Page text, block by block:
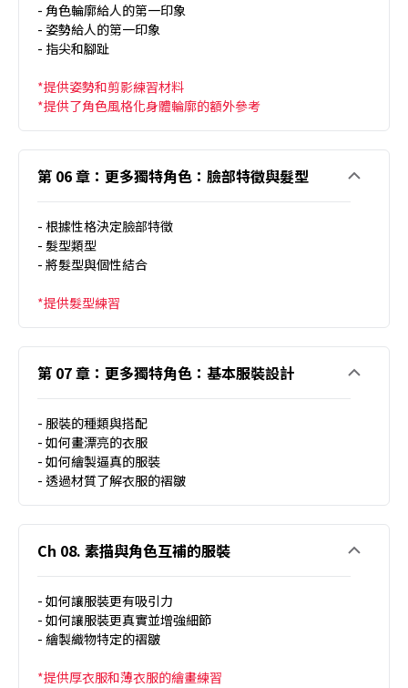
- 角色輪廓給人的第一印象
- 姿勢給人的第一印象
- 指尖和腳趾
*提供姿勢和剪影練習材料
*提供了角色風格化身體輪廓的額外參考
第 06 章：更多獨特角色：臉部特徵與髮型
- 根據性格決定臉部特徵
- 髮型類型
- 將髮型與個性結合
*提供髮型練習
第 07 章：更多獨特角色：基本服裝設計
- 服裝的種類與搭配
- 如何畫漂亮的衣服
- 如何繪製逼真的服裝
- 透過材質了解衣服的褶皺
Ch 08. 素描與角色互補的服裝
- 如何讓服裝更有吸引力
- 如何讓服裝更真實並增強細節
- 繪製織物特定的褶皺
*提供厚衣服和薄衣服的繪畫練習